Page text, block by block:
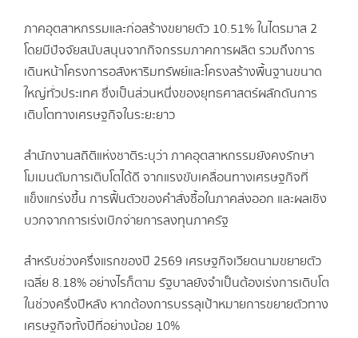
ภาคอุตสาหกรรมและก่อสร้างขยายตัว 10.51% ในไตรมาส 2
โดยมีปัจจัยสนับสนุนจากกิจกรรมภาคการผลิต รวมถึงการ
เดินหน้าโครงการอสังหาริมทรัพย์และโครงสร้างพื้นฐานขนาด
ใหญ่ทั่วประเทศ ซึ่งเป็นส่วนหนึ่งของยุทธศาสตร์ผลักดันการ
เติบโตทางเศรษฐกิจในระยะยาว
สำนักงานสถิติแห่งชาติระบุว่า ภาคอุตสาหกรรมยังคงรักษา
โมเมนตัมการเติบโตได้ดี จากแรงขับเคลื่อนทางเศรษฐกิจที่
แข็งแกร่งขึ้น การฟื้นตัวของคำสั่งซื้อในภาคส่งออก และผลเชิง
บวกจากการเร่งเบิกจ่ายการลงทุนภาครัฐ
สำหรับช่วงครึ่งแรกของปี 2569 เศรษฐกิจเวียดนามขยายตัว
เฉลี่ย 8.18% อย่างไรก็ตาม รัฐบาลยังจำเป็นต้องเร่งการเติบโต
ในช่วงครึ่งปีหลัง หากต้องการบรรลุเป้าหมายการขยายตัวทาง
เศรษฐกิจทั้งปีที่อย่างน้อย 10%